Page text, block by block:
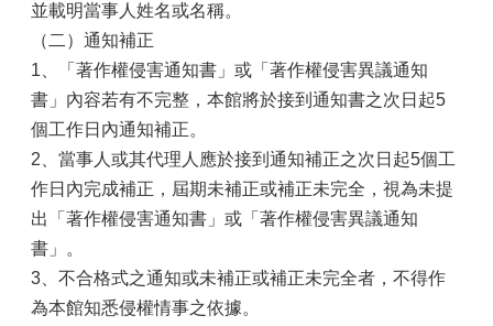
並載明當事人姓名或名稱。
（二）通知補正
1、「著作權侵害通知書」或「著作權侵害異議通知
書」內容若有不完整，本館將於接到通知書之次日起5
個工作日內通知補正。
2、當事人或其代理人應於接到通知補正之次日起5個工
作日內完成補正，屆期未補正或補正未完全，視為未提
出「著作權侵害通知書」或「著作權侵害異議通知
書」。
3、不合格式之通知或未補正或補正未完全者，不得作
為本館知悉侵權情事之依據。